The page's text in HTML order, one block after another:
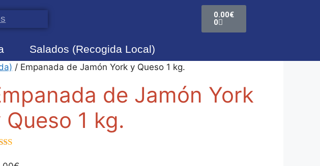
0.00€
0
Salados (Recogida Local)
/ Empanada de Jamón York y Queso 1 kg.
de Jamón York
Queso 1 kg.